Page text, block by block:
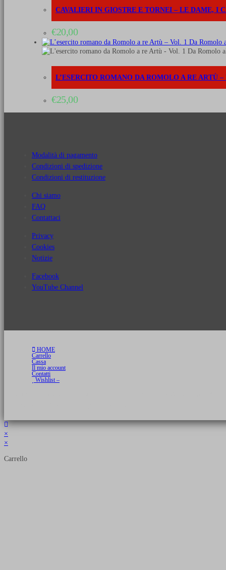
CAVALIERI IN GIOSTRE E TORNEI – LE DAME, I
€20,00
L’ESERCITO ROMANO DA ROMOLO A RE ARTÙ
€25,00
Modalità di pagamento
Condizioni di spedizione
Condizioni di restituzione
Chi siamo
FAQ
Contattaci
Privacy
Cookies
Notizie
Facebook
YouTube Channel
HOME
Carrello
Cassa
Il mio account
Contatti
Wishlist –
×
×
Carrello